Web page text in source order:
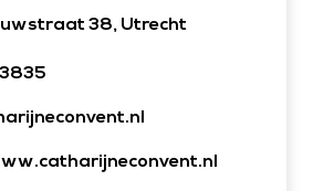
38, Utrecht